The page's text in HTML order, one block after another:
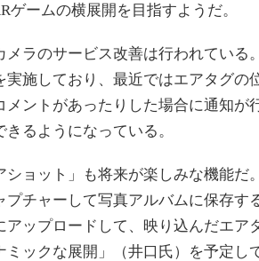
ゲームの横展開を目指すようだ。
ラのサービス改善は行われている
実施しており、最近ではエアタグの
ントがあったりした場合に通知が
るようになっている。
ョット」も将来が楽しみな機能だ
プチャーして写真アルバムに保存す
ップロードして、映り込んだエア
ックな展開」（井口氏）を予定し